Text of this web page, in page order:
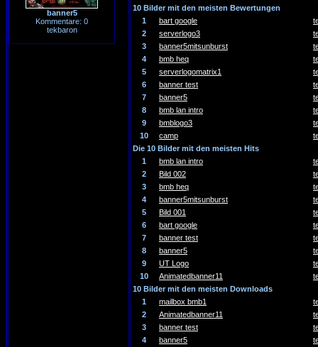
banner5
Kommentare: 0
tekbaron
10 Bilder mit den meisten Bewertungen
1
bart google
2
serverlogo3
3
banner5mitsunburst
4
bmb heq
5
serverlogomatrix1
6
banner test
7
banner5
8
bmb lan intro
9
bmblogo3
10
camp
Die 10 Bilder mit den meisten Hits
1
bmb lan intro
2
Bild 002
3
bmb heq
4
banner5mitsunburst
5
Bild 001
6
bart google
7
banner test
8
banner5
9
UT Logo
10
Animatedbanner11
10 Bilder mit den meisten Downloads
1
mailbox bmb1
2
Animatedbanner11
3
banner test
4
banner5